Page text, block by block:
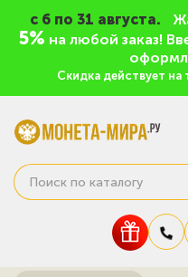
c 6 по 31 августа.
5% на любой заказ!
Скидка действует